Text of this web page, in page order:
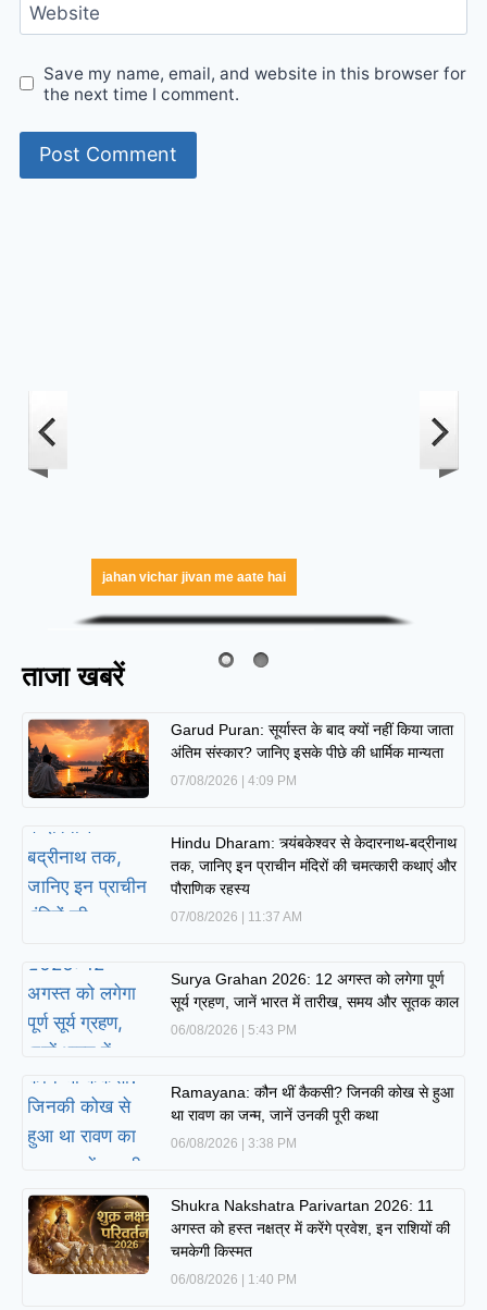
Website
Save my name, email, and website in this browser for
the next time I comment.
jahan vichar jivan me aate hai
ताजा खबरें
Garud Puran: सूर्यास्त के बाद क्यों नहीं किया जाता
अंतिम संस्कार? जानिए इसके पीछे की धार्मिक मान्यता
07/08/2026 4:09 PM
Hindu Dharam: त्र्यंबकेश्वर से केदारनाथ-बद्रीनाथ
तक, जानिए इन प्राचीन मंदिरों की चमत्कारी कथाएं और
पौराणिक रहस्य
07/08/2026 11:37 AM
Surya Grahan 2026: 12 अगस्त को लगेगा पूर्ण
सूर्य ग्रहण, जानें भारत में तारीख, समय और सूतक काल
06/08/2026 5:43 PM
Ramayana: कौन थीं कैकसी? जिनकी कोख से हुआ
था रावण का जन्म, जानें उनकी पूरी कथा
06/08/2026 3:38 PM
Shukra Nakshatra Parivartan 2026: 11
अगस्त को हस्त नक्षत्र में करेंगे प्रवेश, इन राशियों की
चमकेगी किस्मत
06/08/2026 1:40 PM